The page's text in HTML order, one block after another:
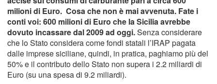
milioni di Euro. Cosa che non è mai avvenuta. Fate i
conti voi: 600 milioni di Euro che la Sicilia avrebbe
dovuto incassare dal 2009 ad oggi.Senza considerare
che lo Stato considera come fondi statali l’IRAP pagata
dalle imprese siciliane, quindi, in pratica, paghiamo più del
50% e il contributo dello Stato non supera i 2.2 miliardi di
Euro (su una spesa di 9.2 miliardi).